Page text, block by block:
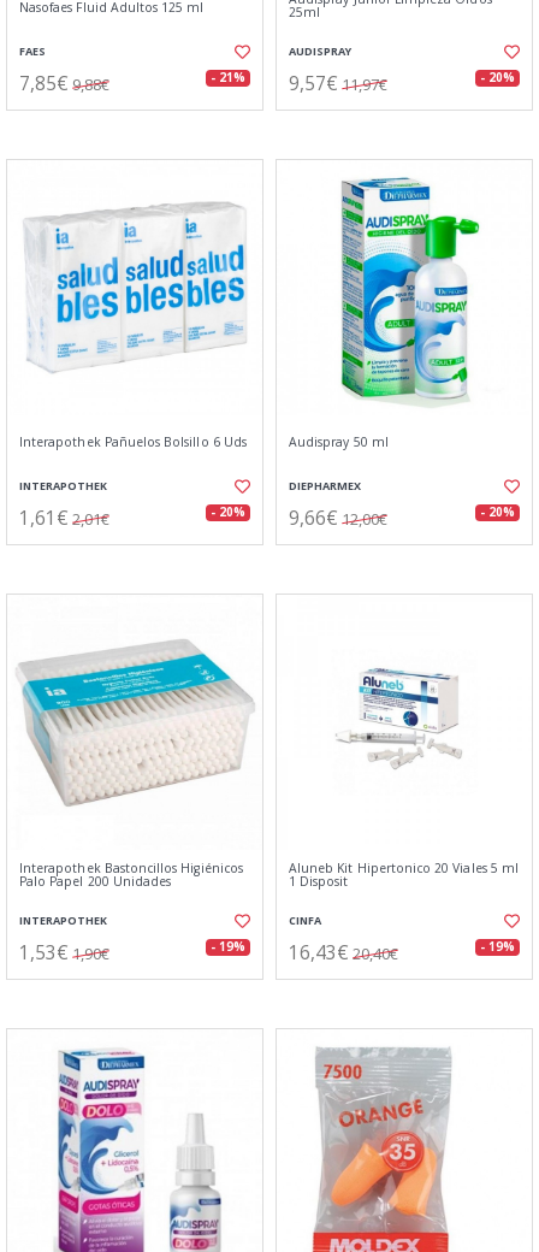
Nasofaes Fluid Adultos 125 ml
FAES
7,85€ 9,88€ - 21%
25ml
AUDISPRAY
9,57€ 11,97€ - 20%
Interapothek Pañuelos Bolsillo 6 Uds
INTERAPOTHEK
1,61€ 2,01€ - 20%
Audispray 50 ml
DIEPHARMEX
9,66€ 12,00€ - 20%
Interapothek Bastoncillos Higiénicos
Palo Papel 200 Unidades
INTERAPOTHEK
1,53€ 1,90€ - 19%
Aluneb Kit Hipertonico 20 Viales 5 ml
1 Disposit
CINFA
16,43€ 20,40€ - 19%